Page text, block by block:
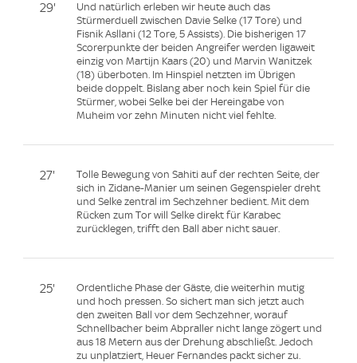
29'
Und natürlich erleben wir heute auch das
Stürmerduell zwischen Davie Selke (17 Tore) und
Fisnik Asllani (12 Tore, 5 Assists). Die bisherigen 17
Scorerpunkte der beiden Angreifer werden ligaweit
einzig von Martijn Kaars (20) und Marvin Wanitzek
(18) überboten. Im Hinspiel netzten im Übrigen
beide doppelt. Bislang aber noch kein Spiel für die
Stürmer, wobei Selke bei der Hereingabe von
Muheim vor zehn Minuten nicht viel fehlte.
27'
Tolle Bewegung von Sahiti auf der rechten Seite, der
sich in Zidane-Manier um seinen Gegenspieler dreht
und Selke zentral im Sechzehner bedient. Mit dem
Rücken zum Tor will Selke direkt für Karabec
zurücklegen, trifft den Ball aber nicht sauer.
25'
Ordentliche Phase der Gäste, die weiterhin mutig
und hoch pressen. So sichert man sich jetzt auch
den zweiten Ball vor dem Sechzehner, worauf
Schnellbacher beim Abpraller nicht lange zögert und
aus 18 Metern aus der Drehung abschließt. Jedoch
zu unplatziert, Heuer Fernandes packt sicher zu.